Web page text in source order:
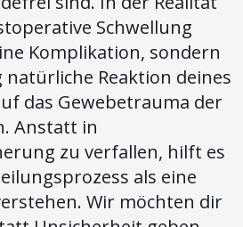
Schwellung
Komplikation, sondern
natürliche Reaktion deines
das Gewebetrauma der
Anstatt in
zu verfallen, hilft es
als eine
Wir möchten dir